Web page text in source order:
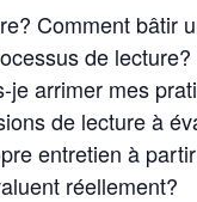
Comment
de
arrimer mes
de lecture à
entretien à
réellement?